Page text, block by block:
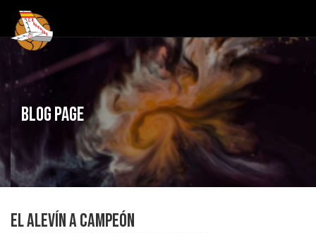
Blog Page
EL ALEVÍN A CAMPEÓN